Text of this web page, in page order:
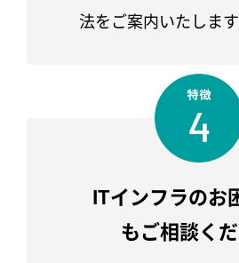
法をご案内いたします
ITインフラのお
もご相談く